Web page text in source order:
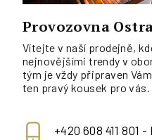
Provozovna
Vítejte v naší prodejně,
nejnovějšími trendy v
tým je vždy připraven
ten pravý kousek pro vás.
+420 608 411 801